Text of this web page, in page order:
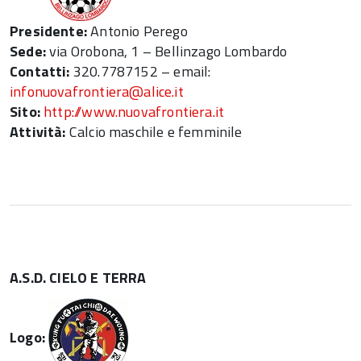
Presidente:Antonio Perego
Sede:via Orobona, 1 – Bellinzago Lombardo
Contatti:320.7787152 – email:
infonuovafrontiera@alice.it
Sito:http://www.nuovafrontiera.it
Attività:Calcio maschile e femminile
A.S.D. CIELO E TERRA
Logo: